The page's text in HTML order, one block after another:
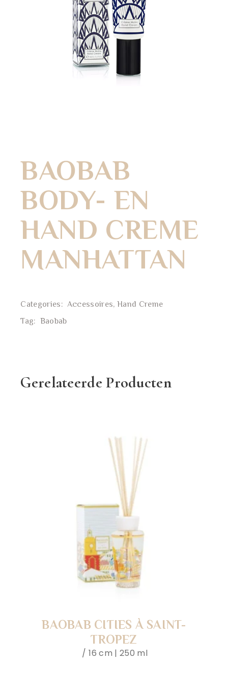
BAOBAB
BODY- EN
HAND CREME
MANHATTAN
Categories: Accessoires,Hand Creme
Tag: Baobab
Gerelateerde Producten
BAOBAB CITIES À SAINT-
TROPEZ
16 cm | 250 ml